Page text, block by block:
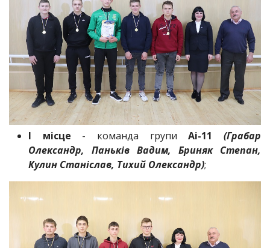
І місце - команда групи Аі-11
(Грабар
Олександр, Паньків Вадим, Бриняк Степан,
Кулин Станіслав, Тихий Олександр);